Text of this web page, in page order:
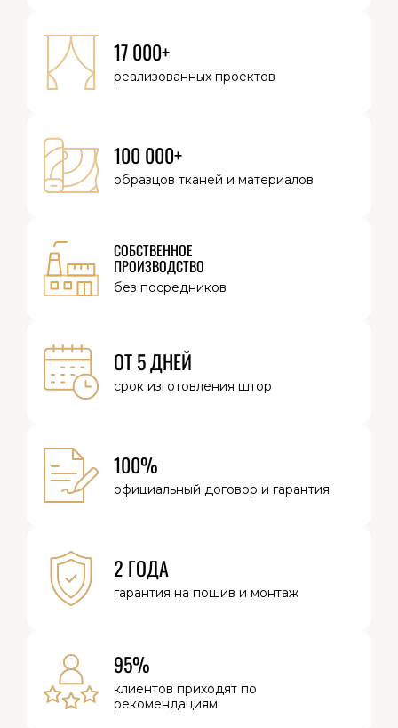
17 000+
реализованных проектов
100 000+
образцов тканей и материалов
СОБСТВЕННОЕ
ПРОИЗВОДСТВО
без посредников
ОТ 5 ДНЕЙ
срок изготовления штор
100%
официальный договор и гарантия
2 ГОДА
гарантия на пошив и монтаж
95%
клиентов приходят по
рекомендациям